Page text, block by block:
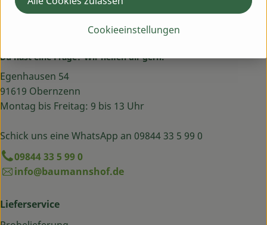
Du hast eine Frage? Wir helfen dir gern:
Egenhausen 54
91619 Obernzenn
Montag bis Freitag: 9 bis 13 Uhr
Schick uns eine WhatsApp an 09844 33 5 99 0
09844 33 5 99 0
info@baumannshof.de
Lieferservice
Cookieeinstellungen